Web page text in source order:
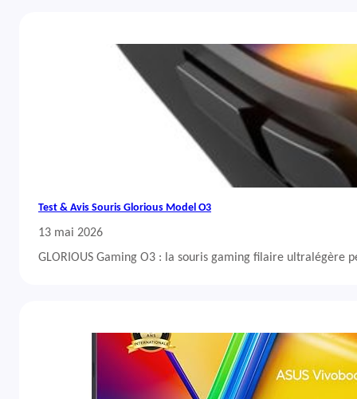
Test & Avis Souris Glorious Model O3
13 mai 2026
GLORIOUS Gaming O3 : la souris gaming filaire ultralégère